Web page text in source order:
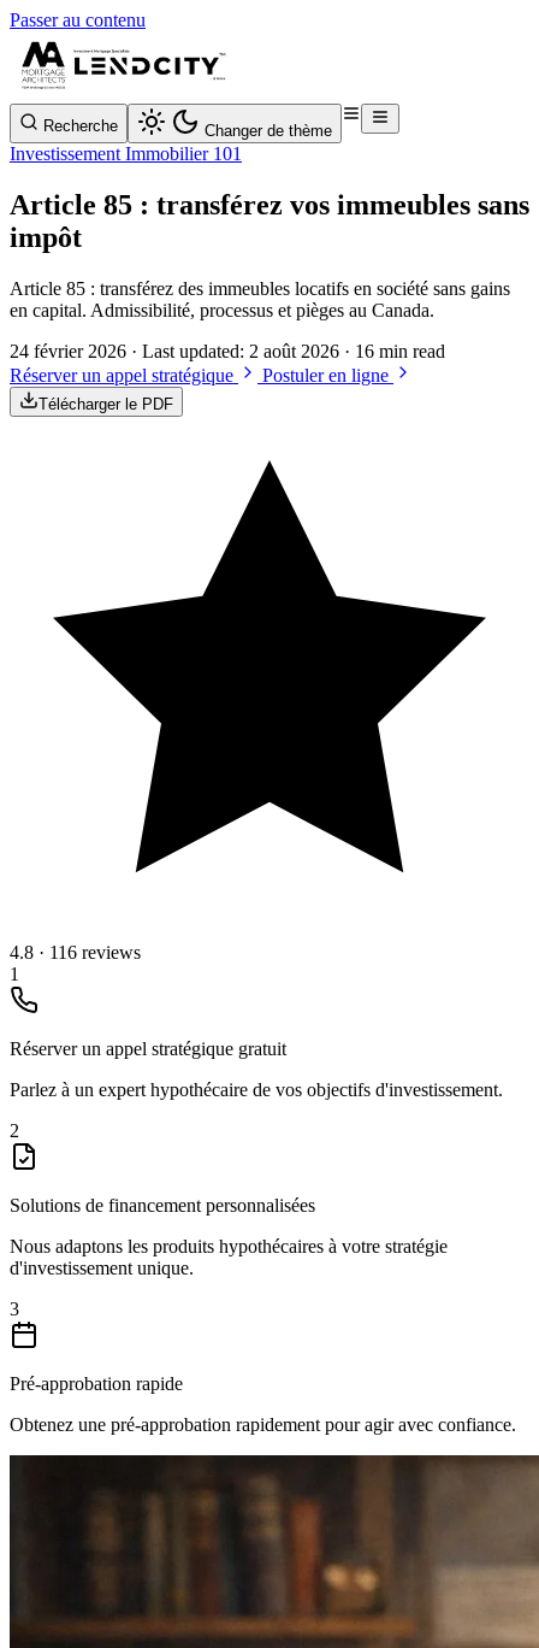
Passer au contenu
Recherche Changer de thème
Investissement Immobilier 101
Article 85 : transférez vos immeubles sans
impôt
Article 85 : transférez des immeubles locatifs en société sans gains
en capital. Admissibilité, processus et pièges au Canada.
24 février 2026 · Last updated: 2 août 2026 · 16 min read
Réserver un appel stratégique
Postuler en ligne
Télécharger le PDF
4.8 · 116 reviews
1
Réserver un appel stratégique gratuit
Parlez à un expert hypothécaire de vos objectifs d'investissement.
2
Solutions de financement personnalisées
Nous adaptons les produits hypothécaires à votre stratégie
d'investissement unique.
3
Pré-approbation rapide
Obtenez une pré-approbation rapidement pour agir avec confiance.